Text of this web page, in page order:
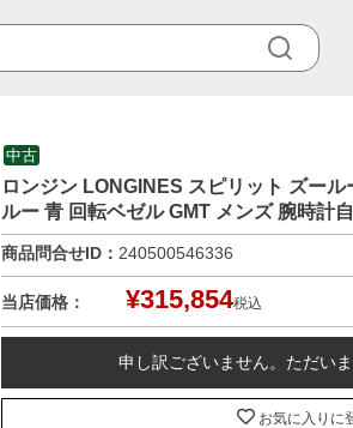
中古
ロンジン LONGINES スピリット ズー
ルー 青 回転ベゼル GMT メンズ 腕時計
商品問合せID： 240500546336
当店価格： ¥315,854税込
申し訳ございません。ただい
お気に入りに